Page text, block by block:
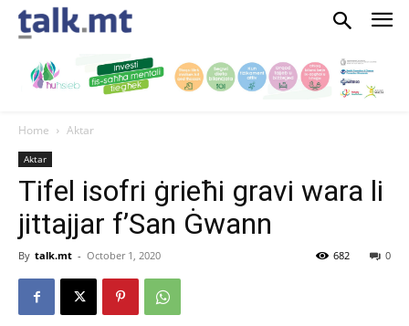
Home Aktar
Aktar
Tifel isofri ġrieħi gravi wara li
jittajjar f’San Ġwann
By talk.mt - October 1, 2020 0
682